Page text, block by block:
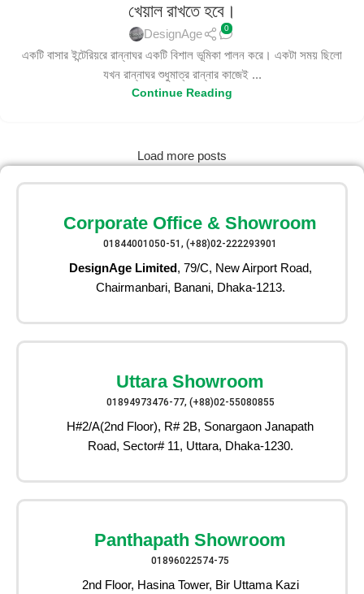
খেয়াল রাখতে হবে।
DesignAge 0
একটি বাসার ইন্টেরিয়রে রান্নাঘর একটি বিশাল ভূমিকা পালন করে। একটা সময় ছিলো
যখন রান্নাঘর শুধুমাত্র রান্নার কাজেই ...
Continue Reading
Load more posts
Corporate Office & Showroom
01844001050-51, (+88)02-222293901
DesignAge Limited, 79/C, New Airport Road,
Chairmanbari, Banani, Dhaka-1213.
Uttara Showroom
01894973476-77, (+88)02-55080855
H#2/A(2nd Floor), R# 2B, Sonargaon Janapath
Road, Sector# 11, Uttara, Dhaka-1230.
Panthapath Showroom
01896022574-75
2nd Floor, Hasina Tower, Bir Uttama Kazi